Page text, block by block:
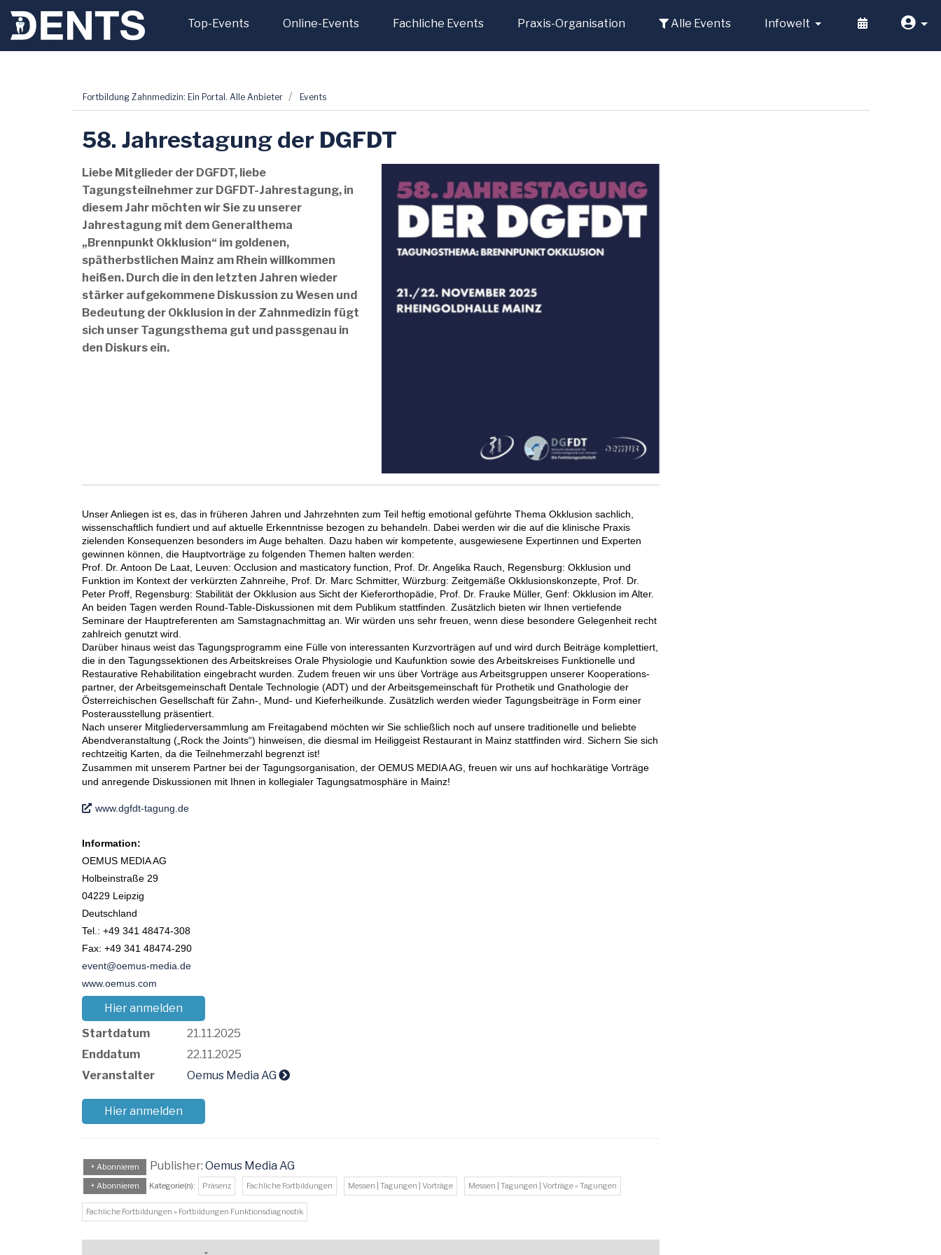
Top-Events Online-Events Fachliche Events Praxis-Organisation Alle Events Infowelt
Fortbildung Zahnmedizin: Ein Portal. Alle Anbieter Events
58. Jahrestagung der DGFDT
Liebe Mitglieder der DGFDT, liebe
Tagungsteilnehmer zur DGFDT-Jahrestagung, in
diesem Jahr möchten wir Sie zu unserer
Jahrestagung mit dem Generalthema
„Brennpunkt Okklusion“ im goldenen,
spätherbstlichen Mainz am Rhein willkommen
heißen. Durch die in den letzten Jahren wieder
stärker aufgekommene Diskussion zu Wesen und
Bedeutung der Okklusion in der Zahnmedizin fügt
sich unser Tagungsthema gut und passgenau in
den Diskurs ein.
Unser Anliegen ist es, das in früheren Jahren und Jahrzehnten zum Teil heftig emotional geführte Thema Okklusion sachlich,
wissen­schaftlich fundiert und auf aktuelle Erkenntnisse bezogen zu behandeln. Dabei werden wir die auf die klinische Praxis
zielenden Konsequenzen besonders im Auge behalten. Dazu haben wir kompetente, ausgewiesene Expertinnen und Experten
gewinnen können, die Hauptvorträge zu folgenden Themen halten werden:
Prof. Dr. Antoon De Laat, Leuven: Occlusion and masticatory function, Prof. Dr. Angelika Rauch, Regensburg: Okklusion und
Funktion im Kontext der verkürzten Zahnreihe, Prof. Dr. Marc Schmitter, Würzburg: Zeitgemäße Okklusionskonzepte, Prof. Dr.
Peter Proff, Regensburg: Stabilität der Okklusion aus Sicht der Kieferorthopädie, Prof. Dr. Frauke Müller, Genf: Okklusion im Alter.
An beiden Tagen werden Round-Table-Diskussionen mit dem Publikum stattfinden. Zusätzlich bieten wir Ihnen vertiefende
Seminare der Hauptreferenten am Samstagnachmittag an. Wir würden uns sehr freuen, wenn diese besondere Gelegenheit recht
zahlreich genutzt wird.
Darüber hinaus weist das Tagungsprogramm eine Fülle von interessanten Kurzvorträgen auf und wird durch Beiträge komplet­tiert,
die in den Tagungssektionen des Arbeitskreises Orale Physiologie und Kaufunktion sowie des Arbeitskreises Funktionelle und
Restaurative Rehabilitation eingebracht wurden. Zudem freuen wir uns über Vorträge aus Arbeitsgruppen unserer Kooperations-
partner, der Arbeitsgemeinschaft Dentale Technologie (ADT) und der Arbeitsgemeinschaft für Prothetik und Gnathologie der
Österreichi­schen Gesellschaft für Zahn-, Mund- und Kieferheilkunde. Zusätzlich werden wieder Tagungsbeiträge in Form einer
Posterausstellung präsentiert.
Nach unserer Mitgliederversammlung am Freitagabend möchten wir Sie schließlich noch auf unsere traditionelle und beliebte
Abendver­anstaltung („Rock the Joints“) hinweisen, die diesmal im Heiliggeist Restaurant in Mainz stattfinden wird. Sichern Sie sich
rechtzeitig Karten, da die Teilnehmerzahl begrenzt ist!
Zusammen mit unserem Partner bei der Tagungsorganisation, der OEMUS MEDIA AG, freuen wir uns auf hochkarätige Vorträge
und anregende Diskussionen mit Ihnen in kollegialer Tagungsatmosphäre in Mainz!
www.dgfdt-tagung.de
Information:
OEMUS MEDIA AG
Holbeinstraße 29
04229 Leipzig
Deutschland
Tel.: +49 341 48474-308
Fax: +49 341 48474-290
event@oemus-media.de
www.oemus.com
Hier anmelden
Startdatum
21.11.2025
Enddatum
22.11.2025
Veranstalter
Oemus Media AG
Hier anmelden
+ Abonnieren Publisher: Oemus Media AG
+ Abonnieren Kategorie(n): Präsenz Fachliche Fortbildungen Messen | Tagungen | Vorträge Messen | Tagungen | Vorträge » Tagungen
Fachliche Fortbildungen » Fortbildungen Funktionsdiagnostik